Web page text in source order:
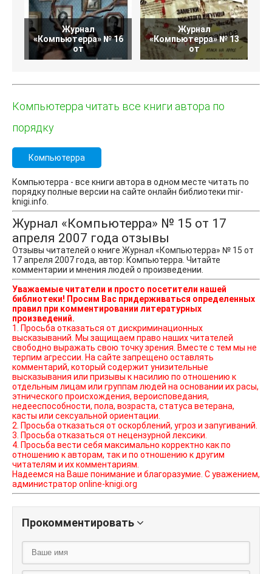
Журнал
«Компьютерра» № 16
от
Журнал
«Компьютерра» № 13
от
Компьютерра читать все книги автора по
порядку
Компьютерра
Компьютерра - все книги автора в одном месте читать по
порядку полные версии на сайте онлайн библиотеки mir-
knigi.info.
Журнал «Компьютерра» № 15 от 17
апреля 2007 года отзывы
Отзывы читателей о книге Журнал «Компьютерра» № 15 от
17 апреля 2007 года, автор: Компьютерра. Читайте
комментарии и мнения людей о произведении.
Уважаемые читатели и просто посетители нашей
библиотеки! Просим Вас придерживаться определенных
правил при комментировании литературных
произведений.
1. Просьба отказаться от дискриминационных
высказываний. Мы защищаем право наших читателей
свободно выражать свою точку зрения. Вместе с тем мы не
терпим агрессии. На сайте запрещено оставлять
комментарий, который содержит унизительные
высказывания или призывы к насилию по отношению к
отдельным лицам или группам людей на основании их расы,
этнического происхождения, вероисповедания,
недееспособности, пола, возраста, статуса ветерана,
касты или сексуальной ориентации.
2. Просьба отказаться от оскорблений, угроз и запугиваний.
3. Просьба отказаться от нецензурной лексики.
4. Просьба вести себя максимально корректно как по
отношению к авторам, так и по отношению к другим
читателям и их комментариям.
Надеемся на Ваше понимание и благоразумие. С уважением,
администратор online-knigi.org
Прокомментировать